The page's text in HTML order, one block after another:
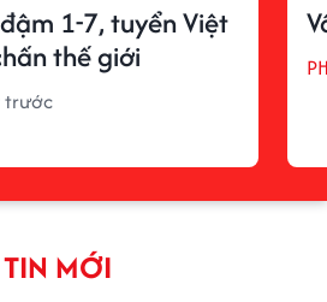
1-7, tuyển Việt
thế giới
trước
TIN MỚI